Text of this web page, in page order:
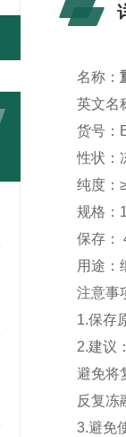
名称：
英文名
货号：
性状：
纯度：
规格：
保存：
用途：
注意事
1.保存
2.建议
避免将
反复冻
3.避免